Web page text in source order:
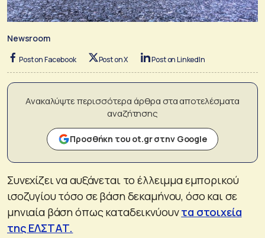
Newsroom
Post on Facebook Post on X Post on LinkedIn
Ανακαλύψτε περισσότερα άρθρα στα αποτελέσματα
αναζήτησης
Προσθήκη του ot.gr στην Google
Συνεχίζει να αυξάνεται το έλλειμμα εμπορικού
ισοζυγίου τόσο σε βάση δεκαμήνου, όσο και σε
μηνιαία βάση όπως καταδεικνύουντα στοιχεία
της ΕΛΣΤΑΤ.